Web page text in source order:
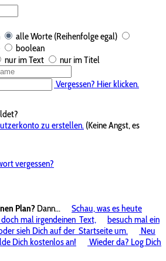
alle Worte (Reihenfolge egal)
boolean
nur im Text
nur im Titel
Vergessen? Hier klicken.
zu erstellen. (Keine Angst, es
vergessen?
Plan? Dann...
Schau, was es heute
mal irgendeinen Text,
besuch mal ein
sieh Dich auf der Startseite um.
Neu
Dich kostenlos an!
Wieder da? Log Dich